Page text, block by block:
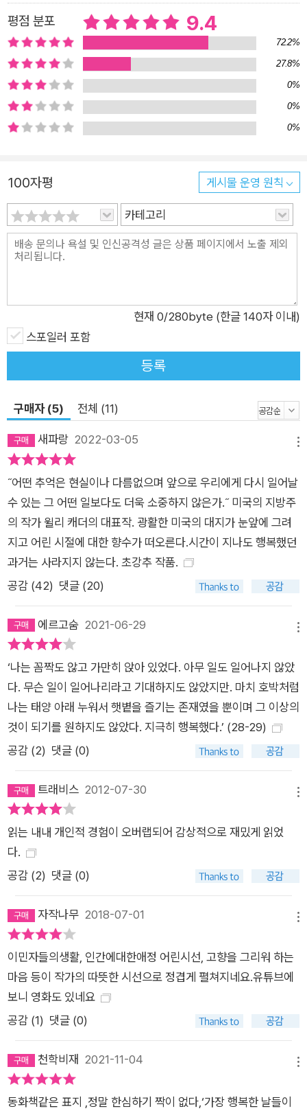
들 세계문학은 실로 꿰매어 낱장이 떨어지지 않는 정통 사철 방
식, 가벼우면서도 견고한 재질을 선택한 양장 제책으로 품격과 편
의성 모두를 취했다. 작품들의 개성을 중시하여 저마다 고유한 얼
굴을 갖도록 일일이 따로 디자인한 표지도 열린책들 세계문학만
의 특색이다.
평점 분포 9.4
72.2%
27.8%
0%
0%
0%
100자평 게시물 운영 원칙
카테고리
현재 0/280byte (한글 140자 이내)
스포일러 포함
등록
구매자 (5) 전체 (11)
새파랑 2022-03-05
˝어떤 추억은 현실이나 다름없으며 앞으로 우리에게 다시 일어날
수 있는 그 어떤 일보다도 더욱 소중하지 않은가.˝ 미국의 지방주
의 작가 윌리 캐더의 대표작. 광활한 미국의 대지가 눈앞에 그려
지고 어린 시절에 대한 향수가 떠오른다.시간이 지나도 행복했던
과거는 사라지지 않는다. 초강추 작품.
공감 (42) 댓글 (20)
에르고숨 2021-06-29
‘나는 꼼짝도 않고 가만히 앉아 있었다. 아무 일도 일어나지 않았
다. 무슨 일이 일어나리라고 기대하지도 않았지만. 마치 호박처럼
나는 태양 아래 누워서 햇볕을 즐기는 존재였을 뿐이며 그 이상의
것이 되기를 원하지도 않았다. 지극히 행복했다.’ (28-29)
공감 (2) 댓글 (0)
트래비스 2012-07-30
읽는 내내 개인적 경험이 오버랩되어 감상적으로 재밌게 읽었
다.
공감 (2) 댓글 (0)
자작나무 2018-07-01
이민자들의생활, 인간에대한애정 어린시선, 고향을 그리워 하는
마음 등이 작가의 따뜻한 시선으로 정겹게 펼쳐지네요.유튜브에
보니 영화도 있네요
공감 (1) 댓글 (0)
천학비재 2021-11-04
동화책같은 표지 ,정말 한심하기 짝이 없다,‘가장 행복한 날들이